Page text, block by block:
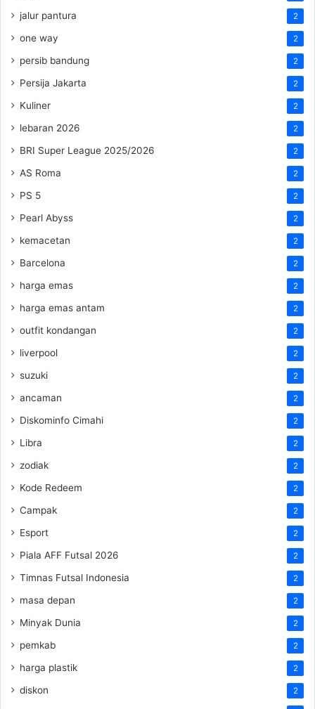
jalur pantura 2
one way 2
persib bandung 2
Persija Jakarta 2
Kuliner 2
lebaran 2026 2
BRI Super League 2025/2026 2
AS Roma 2
PS 5 2
Pearl Abyss 2
kemacetan 2
Barcelona 2
harga emas 2
harga emas antam 2
outfit kondangan 2
liverpool 2
suzuki 2
ancaman 2
Diskominfo Cimahi 2
Libra 2
zodiak 2
Kode Redeem 2
Campak 2
Esport 2
Piala AFF Futsal 2026 2
Timnas Futsal Indonesia 2
masa depan 2
Minyak Dunia 2
pemkab 2
harga plastik 2
diskon 2